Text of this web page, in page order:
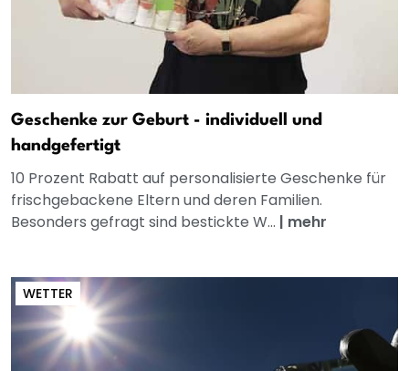
Geschenke zur Geburt - individuell und
handgefertigt
10 Prozent Rabatt auf personalisierte Geschenke für
frischgebackene Eltern und deren Familien.
Besonders gefragt sind bestickte W... | mehr
WETTER